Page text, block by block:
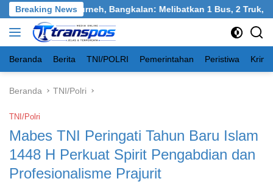
Langsung
ke
konten
Breaking News
Tangkel, Burneh, Bangkalan: Melibatkan 1 Bus, 2 Truk, 1
Beranda Berita TNI/POLRI Pemerintahan Peristiwa
Beranda TNI/Polri
TNI/Polri
Mabes TNI Peringati Tahun Baru Islam
1448 H Perkuat Spirit Pengabdian dan
Profesionalisme Prajurit